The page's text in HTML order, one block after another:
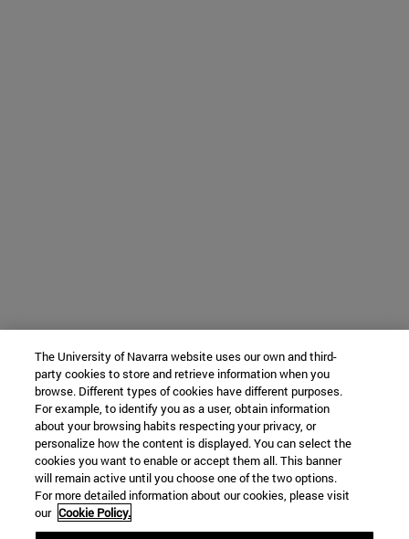
The University of Navarra website uses our own and third-
party cookies to store and retrieve information when you
browse. Different types of cookies have different purposes.
For example, to identify you as a user, obtain information
about your browsing habits respecting your privacy, or
personalize how the content is displayed. You can select the
cookies you want to enable or accept them all. This banner
will remain active until you choose one of the two options.
For more detailed information about our cookies, please visit
our Cookie Policy.